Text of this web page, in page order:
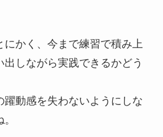
にかく、今まで練習で積み上
しながら実践できるかどう
躍動感を失わないようにしな